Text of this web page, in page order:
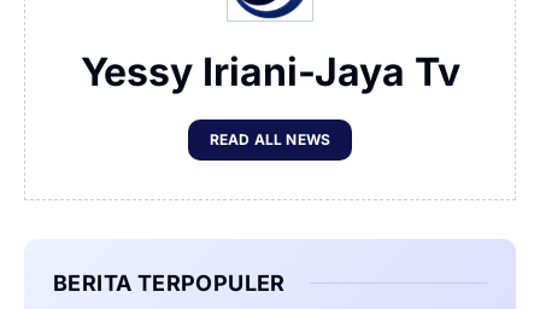
Yessy Iriani-Jaya Tv
READ ALL NEWS
BERITA TERPOPULER